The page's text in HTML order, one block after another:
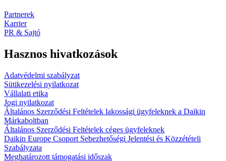
Partnerek
Karrier
PR & Sajtó
Hasznos hivatkozások
Adatvédelmi szabályzat
Sütikezelési nyilatkozat
Vállalati etika
Jogi nyilatkozat
Általános Szerződési Feltételek lakossági ügyfeleknek a Daikin
Márkaboltban
Általános Szerződési Feltételek céges ügyfeleknek
Daikin Europe Csoport Sebezhetőségi Jelentési és Közzétételi
Szabályzata
Meghatározott támogatási időszak